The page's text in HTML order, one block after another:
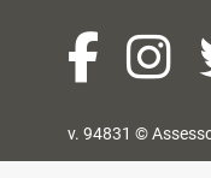
v. 94831 ©